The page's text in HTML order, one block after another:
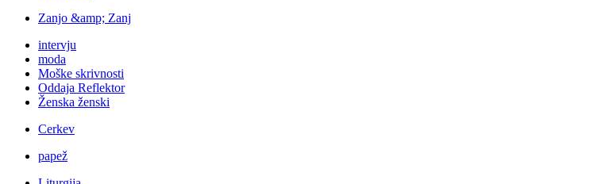
Zanjo &amp; Zanj
intervju
moda
Moške skrivnosti
Oddaja Reflektor
Ženska ženski
Cerkev
papež